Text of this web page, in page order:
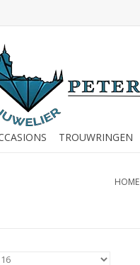
TROUWRINGEN
HOME